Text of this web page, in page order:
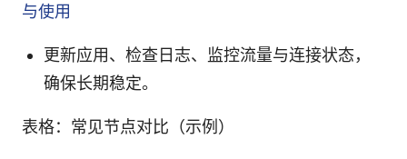
与使用
更新应用、检查日志、监控流量与连接状态，
确保长期稳定。
表格：常见节点对比（示例）